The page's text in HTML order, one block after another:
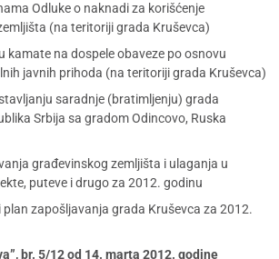
Odluke o naknadi za korišćenje
(na teritoriji grada Kruševca)
kamate na dospele obaveze po osnovu
javnih prihoda (na teritoriji grada Kruševca)
saradnje (bratimljenju) grada
Srbija sa gradom Odincovo, Ruska
građevinskog zemljišta i ulaganja u
puteve i drugo za 2012. godinu
plan zapošljavanja grada Kruševca za 2012.
br. 5/12 od 14. marta 2012. godine